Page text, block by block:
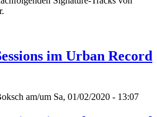
im Urban Record
am/um Sa, 01/02/2020 - 13:07